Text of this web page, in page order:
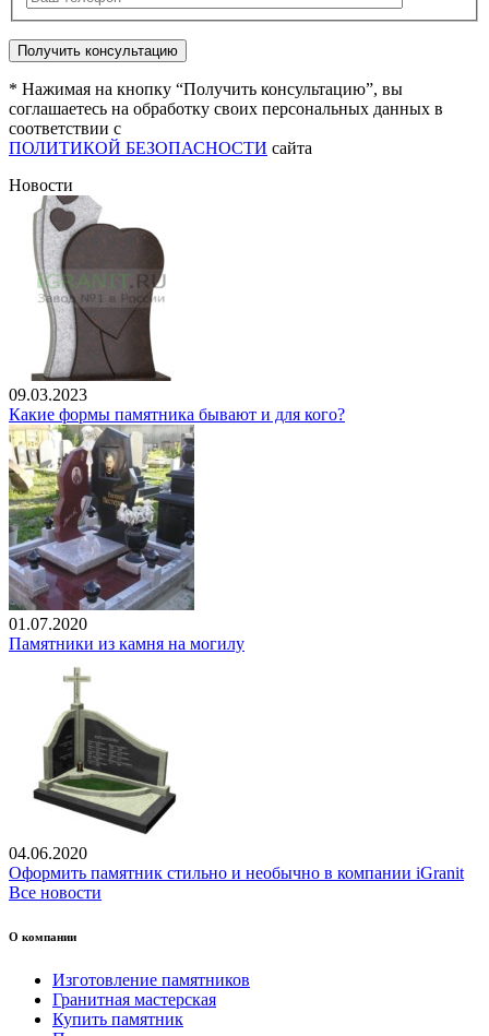
* Нажимая на кнопку “Получить консультацию”, вы
соглашаетесь на обработку своих персональных данных в
соответствии с
ПОЛИТИКОЙ БЕЗОПАСНОСТИ сайта
Новости
09.03.2023
Какие формы памятника бывают и для кого?
01.07.2020
Памятники из камня на могилу
04.06.2020
Оформить памятник стильно и необычно в компании iGranit
Все новости
О компании
Изготовление памятников
Гранитная мастерская
Купить памятник